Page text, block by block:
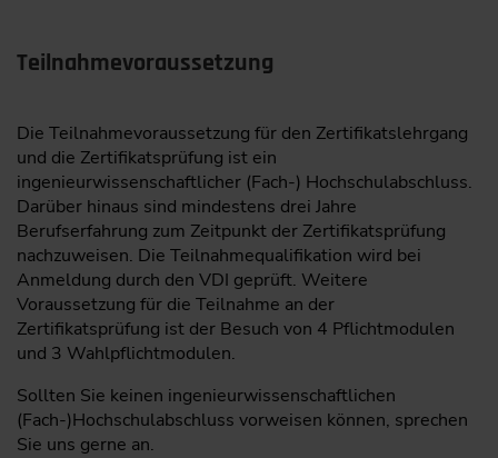
Teilnahmevoraussetzung
Die Teilnahmevoraussetzung für den Zertifikatslehrgang
und die Zertifikatsprüfung ist ein
ingenieurwissenschaftlicher (Fach-) Hochschulabschluss.
Darüber hinaus sind mindestens drei Jahre
Berufserfahrung zum Zeitpunkt der Zertifikatsprüfung
nachzuweisen. Die Teilnahmequalifikation wird bei
Anmeldung durch den VDI geprüft. Weitere
Voraussetzung für die Teilnahme an der
Zertifikatsprüfung ist der Besuch von 4 Pflichtmodulen
und 3 Wahlpflichtmodulen.
Sollten Sie keinen ingenieurwissenschaftlichen
(Fach-)Hochschulabschluss vorweisen können, sprechen
Sie uns gerne an.